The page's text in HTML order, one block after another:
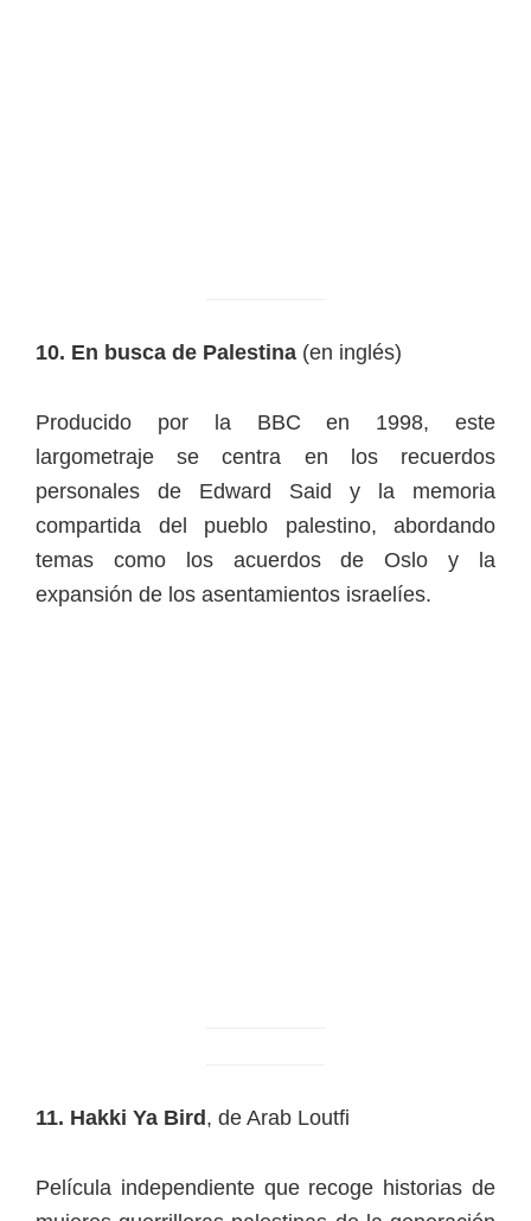
10. En busca de Palestina (en inglés)
Producido por la BBC en 1998, este
largometraje se centra en los recuerdos
personales de Edward Said y la memoria
compartida del pueblo palestino, abordando
temas como los acuerdos de Oslo y la
expansión de los asentamientos israelíes.
11. Hakki Ya Bird, de Arab Loutfi
Película independiente que recoge historias de